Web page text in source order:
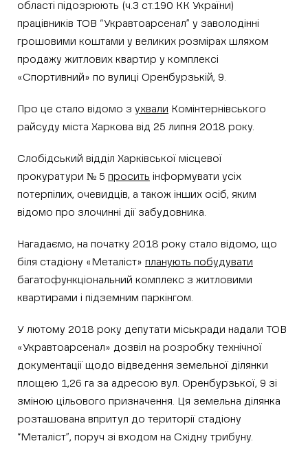
області підозрюють (ч.3 ст.190 КК України)
працівників ТОВ “Укравтоарсенал” у заволодінні
грошовими коштами у великих розмірах шляхом
продажу житлових квартир у комплексі
«Спортивний» по вулиці Оренбурзькій, 9.
Про це стало відомо з ухвали Комінтернівського
райсуду міста Харкова від 25 липня 2018 року.
Слобідський відділ Харківської місцевої
прокуратури № 5 просить інформувати усіх
потерпілих, очевидців, а також інших осіб, яким
відомо про злочинні дії забудовника.
Нагадаємо, на початку 2018 року стало відомо, що
біля стадіону «Металіст» планують побудувати
багатофункціональний комплекс з житловими
квартирами і підземним паркінгом.
У лютому 2018 року депутати міськради надали ТОВ
«Укравтоарсенал» дозвіл на розробку технічної
документації щодо відведення земельної ділянки
площею 1,26 га за адресою вул. Оренбурзької, 9 зі
зміною цільового призначення. Ця земельна ділянка
розташована впритул до території стадіону
“Металіст”, поруч зі входом на Східну трибуну.